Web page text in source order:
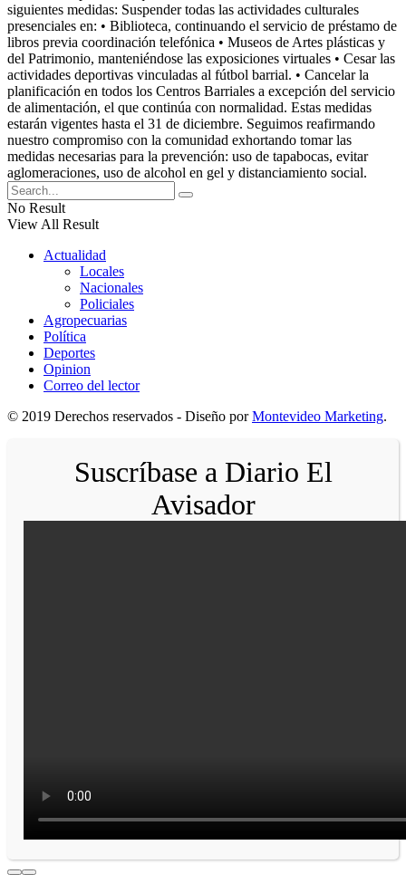
siguientes medidas: Suspender todas las actividades culturales
presenciales en: • Biblioteca, continuando el servicio de préstamo de
libros previa coordinación telefónica • Museos de Artes plásticas y
del Patrimonio, manteniéndose las exposiciones virtuales • Cesar las
actividades deportivas vinculadas al fútbol barrial. • Cancelar la
planificación en todos los Centros Barriales a excepción del servicio
de alimentación, el que continúa con normalidad. Estas medidas
estarán vigentes hasta el 31 de diciembre. Seguimos reafirmando
nuestro compromiso con la comunidad exhortando tomar las
medidas necesarias para la prevención: uso de tapabocas, evitar
aglomeraciones, uso de alcohol en gel y distanciamiento social.
No Result
View All Result
Actualidad
Locales
Nacionales
Policiales
Agropecuarias
Política
Deportes
Opinion
Correo del lector
© 2019 Derechos reservados - Diseño porMontevideo Marketing.
Suscríbase a Diario El
Avisador